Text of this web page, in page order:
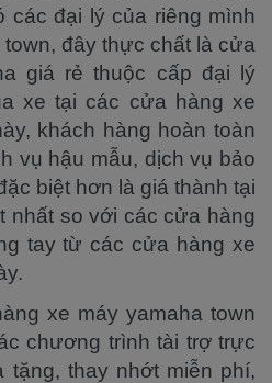
các đại lý của riêng mình
đây thực chất là cửa
giá rẻ thuộc cấp đại lý
xe tại các cửa hàng xe
khách hàng hoàn toàn
vụ hậu mẫu, dịch vụ bảo
biệt hơn là giá thành tại
nhất so với các cửa hàng
tay từ các cửa hàng xe
xe máy yamaha town
chương trình tài trợ trực
thay nhớt miễn phí,